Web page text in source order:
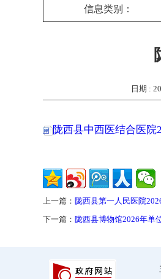
信息类别：
日期 :
陇西县中西医结合医院
上一篇： 陇西县第一人民医院
下一篇： 陇西县博物馆2026年单